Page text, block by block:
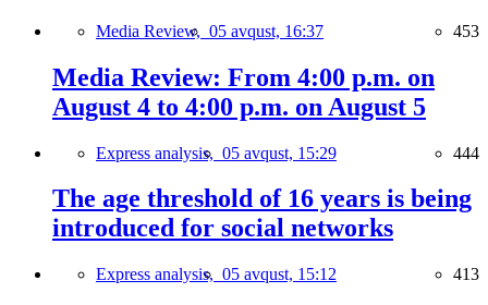
Media Review, 05 avqust, 16:37 453
Media Review: From 4:00 p.m. on
August 4 to 4:00 p.m. on August 5
Express analysis, 05 avqust, 15:29 444
The age threshold of 16 years is being
introduced for social networks
Express analysis, 05 avqust, 15:12 413